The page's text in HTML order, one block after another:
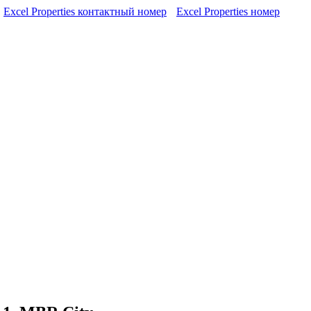
Excel Properties контактный номер
Excel Properties номер